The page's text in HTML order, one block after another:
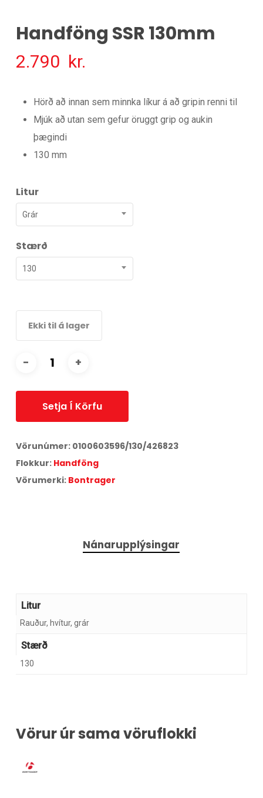
Handföng SSR 130mm
2.790 kr.
Hörð að innan sem minnka líkur á að gripin renni til
Mjúk að utan sem gefur öruggt grip og aukin
þægindi
130 mm
Litur
Grár
Stærð
130
Ekki til á lager
Setja Í Körfu
Vörunúmer: 0100603596/130/426823
Flokkur: Handföng
Vörumerki: Bontrager
Nánarupplýsingar
Litur
Rauður, hvítur, grár
Stærð
130
Vörur úr sama vöruflokki